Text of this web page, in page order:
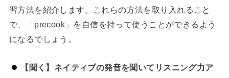
習方法を紹介します。これらの方法を取り入れること
で、「precook」を自信を持って使うことができるよう
になるでしょう。
【聞く】ネイティブの発音を聞いてリスニング力ア